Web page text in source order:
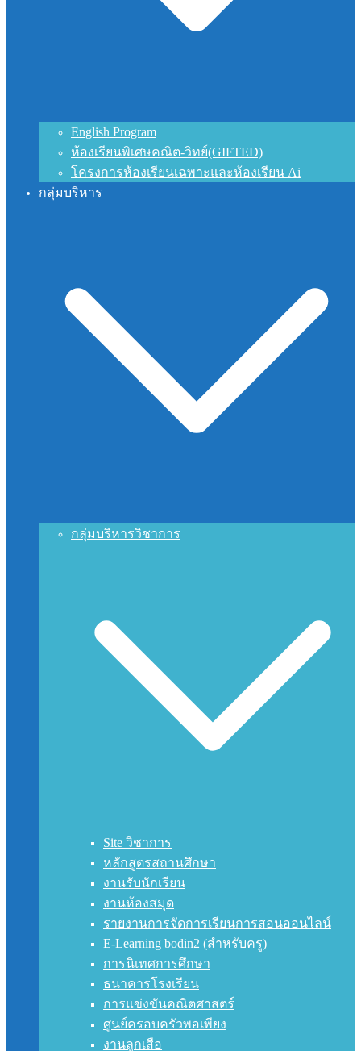
English Program
ห้องเรียนพิเศษคณิต-วิทย์(GIFTED)
โครงการห้องเรียนเฉพาะและห้องเรียน Ai
กลุ่มบริหาร
กลุ่มบริหารวิชาการ
Site วิชาการ
หลักสูตรสถานศึกษา
งานรับนักเรียน
งานห้องสมุด
รายงานการจัดการเรียนการสอนออนไลน์
E-Learning bodin2 (สำหรับครู)
การนิเทศการศึกษา
ธนาคารโรงเรียน
การแข่งขันคณิตศาสตร์
ศูนย์ครอบครัวพอเพียง
งานลูกเสือ